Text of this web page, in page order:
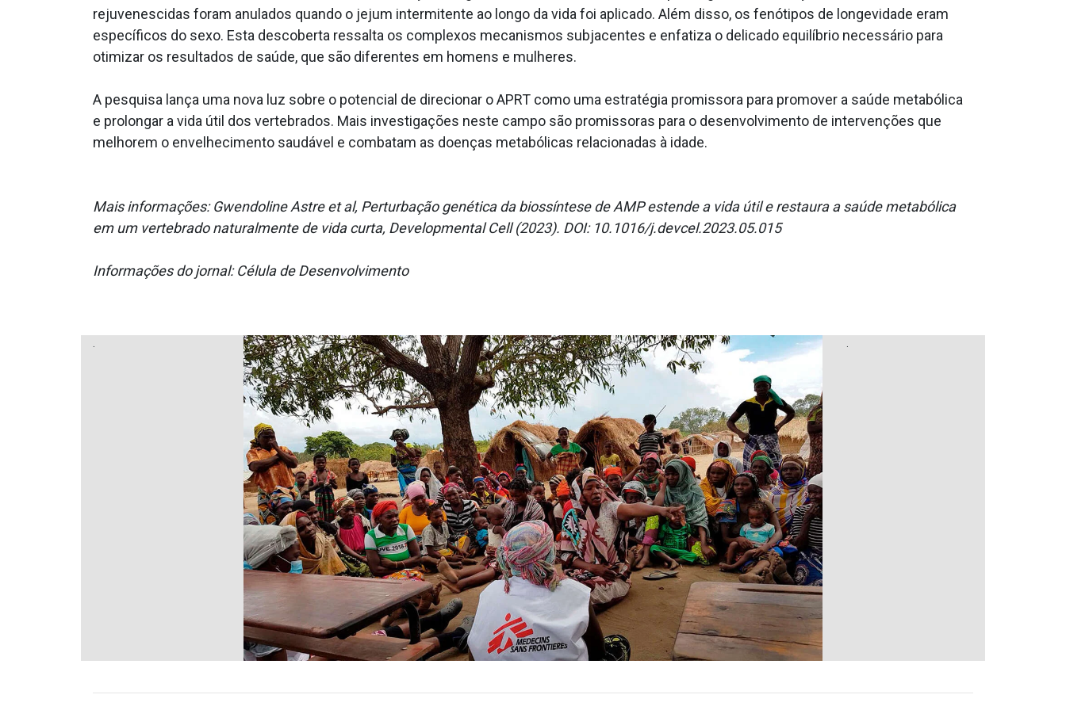
rejuvenescidas foram anulados quando o jejum intermitente ao longo da vida foi aplicado. Além disso, os fenótipos de longevidade eram
específicos do sexo. Esta descoberta ressalta os complexos mecanismos subjacentes e enfatiza o delicado equilíbrio necessário para
otimizar os resultados de saúde, que são diferentes em homens e mulheres.
A pesquisa lança uma nova luz sobre o potencial de direcionar o APRT como uma estratégia promissora para promover a saúde metabólica
e prolongar a vida útil dos vertebrados. Mais investigações neste campo são promissoras para o desenvolvimento de intervenções que
melhorem o envelhecimento saudável e combatam as doenças metabólicas relacionadas à idade.
Mais informações: Gwendoline Astre et al, Perturbação genética da biossíntese de AMP estende a vida útil e restaura a saúde metabólica
em um vertebrado naturalmente de vida curta, Developmental Cell (2023). DOI: 10.1016/j.devcel.2023.05.015
Informações do jornal: Célula de Desenvolvimento